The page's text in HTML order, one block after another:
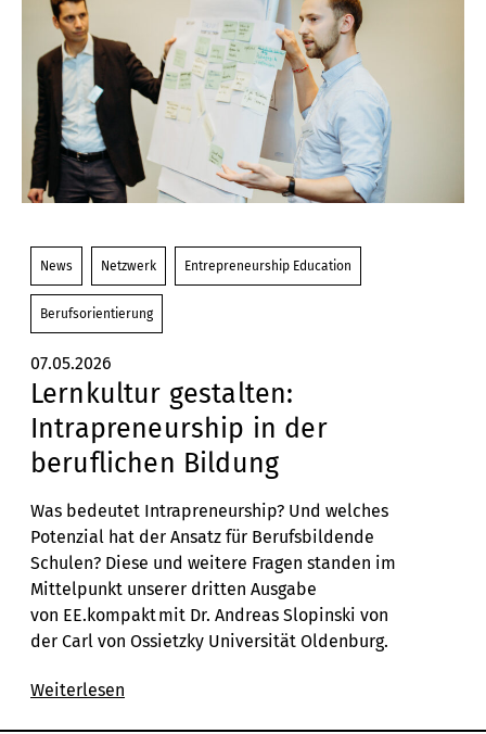
News Netzwerk Entrepreneurship Education
Berufsorientierung
07.05.2026
Lernkultur gestalten:
Intrapreneurship in der
beruflichen Bildung
Was bedeutet Intrapreneurship? Und welches
Potenzial hat der Ansatz für Berufsbildende
Schulen? Diese und weitere Fragen standen im
Mittelpunkt unserer dritten Ausgabe
von EE.kompaktmit Dr. Andreas Slopinski von
der Carl von Ossietzky Universität Oldenburg.
Weiterlesen